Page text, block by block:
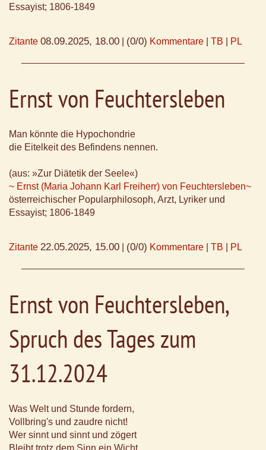
Essayist; 1806-1849
Zitante 08.09.2025, 18.00 (0/0) Kommentare TB PL
Ernst von Feuchtersleben
Man könnte die Hypochondrie
die Eitelkeit des Befindens nennen.
(aus: »Zur Diätetik der Seele«)
~ Ernst (Maria Johann Karl Freiherr) von Feuchtersleben~
österreichischer Popularphilosoph, Arzt, Lyriker und
Essayist; 1806-1849
Zitante 22.05.2025, 15.00 (0/0) Kommentare TB PL
Ernst von Feuchtersleben,
Spruch des Tages zum
31.12.2024
Was Welt und Stunde fordern,
Vollbring's und zaudre nicht!
Wer sinnt und sinnt und zögert